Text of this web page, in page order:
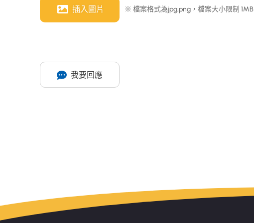
插入圖片 ※ 檔案格式為jpg,png，檔案大小限制 1MB
我要回應